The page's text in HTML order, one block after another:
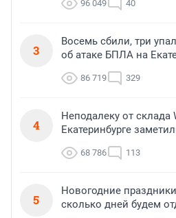
96 049 40
3
Восемь сбили, три
об атаке БПЛА на
86 719 329
4
Неподалеку от склада
Екатеринбурге
68 786 113
5
Новогодние
сколько дней будем